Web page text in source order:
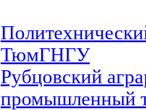
ТюмГНГУ
Рубцовский
промышленный